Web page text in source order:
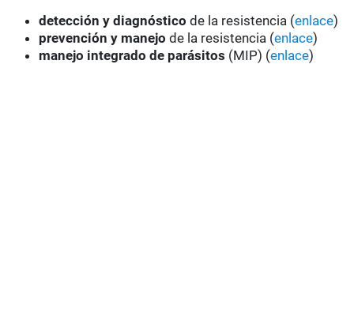
detección y diagnóstico de la resistencia (enlace)
prevención y manejo de la resistencia (enlace)
manejo integrado de parásitos (MIP) (enlace)